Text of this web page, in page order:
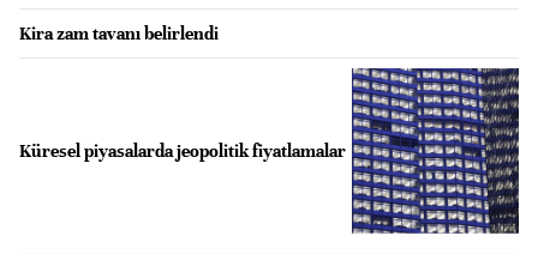
Kira zam tavanı belirlendi
Küresel piyasalarda jeopolitik fiyatlamalar